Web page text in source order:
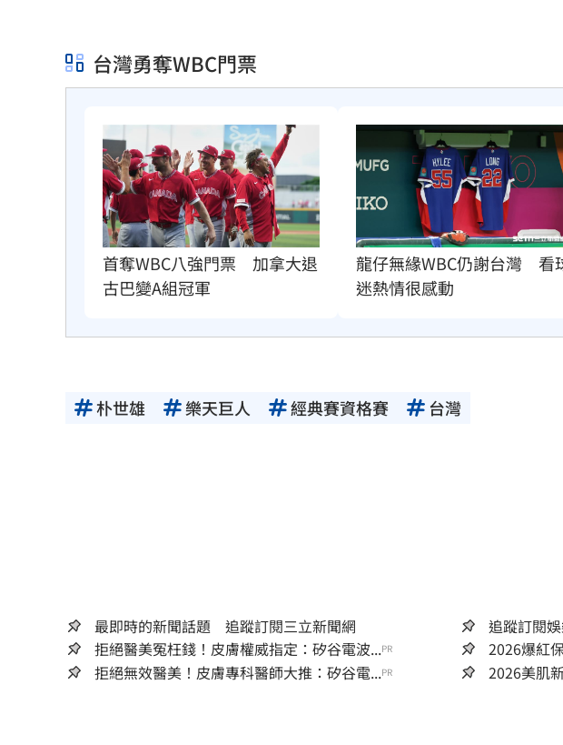
台灣勇奪WBC門票
首奪WBC八強門票　加拿大退
古巴變A組冠軍
龍仔無緣WBC仍謝台灣　看
迷熱情很感動
朴世雄 樂天巨人 經典賽資格賽 台灣
最即時的新聞話題 追蹤訂閱三立新聞網
追蹤訂閱
拒絕醫美冤枉錢！皮膚權威指定：矽谷電波...PR 2026爆紅
拒絕無效醫美！皮膚專科醫師大推：矽谷電...PR 2026美肌